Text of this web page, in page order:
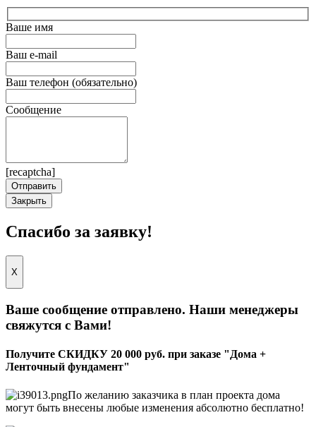
Ваше имя
Ваш e-mail
Ваш телефон (обязательно)
Сообщение
[recaptcha]
Закрыть
Спасибо за заявку!
X
Ваше сообщение отправлено. Наши менеджеры
свяжутся с Вами!
Получите СКИДКУ 20 000 руб. при заказе "Дома +
Ленточный фундамент"
По желанию заказчика в план проекта дома
могут быть внесены любые изменения абсолютно бесплатно!